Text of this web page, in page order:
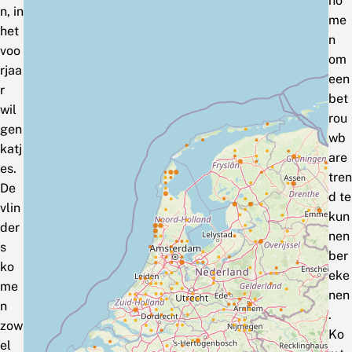
n, in
het
voo
rjaa
r
wil
gen
katj
es.
De
vlin
der
s
ko
me
n
zow
el
me
n
om
een
bet
rou
wb
are
tren
d te
kun
nen
ber
eke
nen
.
Ko